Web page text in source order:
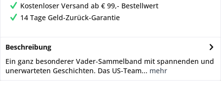
Kostenloser Versand ab € 99,- Bestellwert
14 Tage Geld-Zurück-Garantie
Beschreibung
Ein ganz besonderer Vader-Sammelband mit spannenden und
unerwarteten Geschichten. Das US-Team... mehr